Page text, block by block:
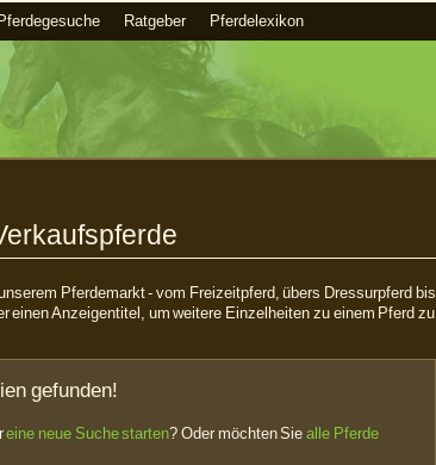
Pferdegesuche Ratgeber Pferdelexikon
Pferdemarkt - vom Freizeitpferd, übers Dressurpferd bis
einen Anzeigentitel, um weitere Einzelheiten zu einem Pferd zu
gefunden!
eine neue Suche starten? Oder möchten Siealle Pferde